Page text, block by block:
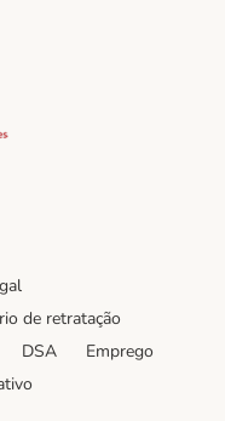
de retratação
DSA
Emprego